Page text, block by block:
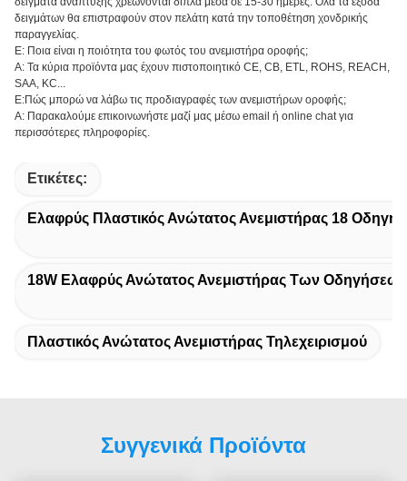
δειγμάτων θα επιστραφούν στον πελάτη κατά την τοποθέτηση χονδρικής
παραγγελίας.
Ε: Ποια είναι η ποιότητα του φωτός του ανεμιστήρα οροφής;
Α: Τα κύρια προϊόντα μας έχουν πιστοποιητικό CE, CB, ETL, ROHS, REACH,
SAA, KC...
Ε:Πώς μπορώ να λάβω τις προδιαγραφές των ανεμιστήρων οροφής;
Α: Παρακαλούμε επικοινωνήστε μαζί μας μέσω email ή online chat για
περισσότερες πληροφορίες.
Ετικέτες:
Ελαφρύς Πλαστικός Ανώτατος Ανεμιστήρας 18
18W Ελαφρύς Ανώτατος Ανεμιστήρας Των Οδηγήσεων
Πλαστικός Ανώτατος Ανεμιστήρας Τηλεχειρισμού
Συγγενικά Προϊόντα